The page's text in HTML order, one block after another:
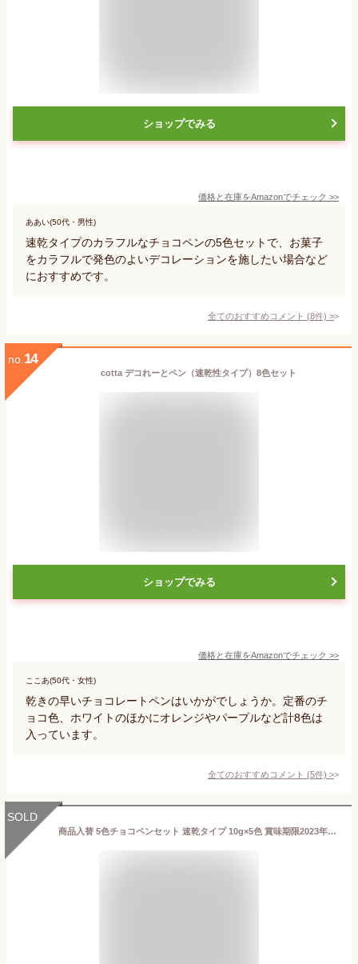
ショップでみる
価格と在庫をAmazonでチェック >>
ああい(50代・男性)
速乾タイプのカラフルなチョコペンの5色セットで、お菓子
をカラフルで発色のよいデコレーションを施したい場合など
におすすめです。
全てのおすすめコメント (8件) >
no. 14
cotta デコれーとペン（速乾性タイプ）8色セット
ショップでみる
価格と在庫をAmazonでチェック >>
ここあ(50代・女性)
乾きの早いチョコレートペンはいかがでしょうか。定番のチ
ョコ色、ホワイトのほかにオレンジやパープルなど計8色は
入っています。
全てのおすすめコメント (5件) >
SOLD
商品入替 5色チョコペンセット 速乾タイプ 10g×5色 賞味期限2023年12月4日